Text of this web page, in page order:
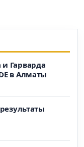
Гарварда
в Алматы